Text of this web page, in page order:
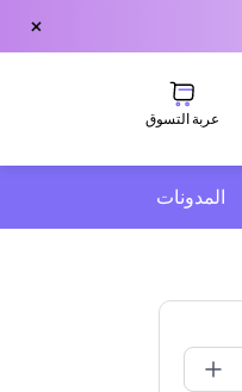
×
عربة التسوق
المدونات